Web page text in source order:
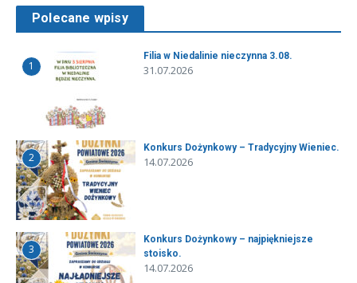
Polecane wpisy
1
Filia w Niedalinie nieczynna 3.08.
31.07.2026
2
Konkurs Dożynkowy – Tradycyjny Wieniec.
14.07.2026
3
Konkurs Dożynkowy – najpiękniejsze
stoisko.
14.07.2026